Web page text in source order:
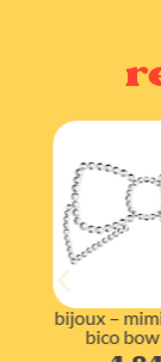
– mimi capas de
bow prata